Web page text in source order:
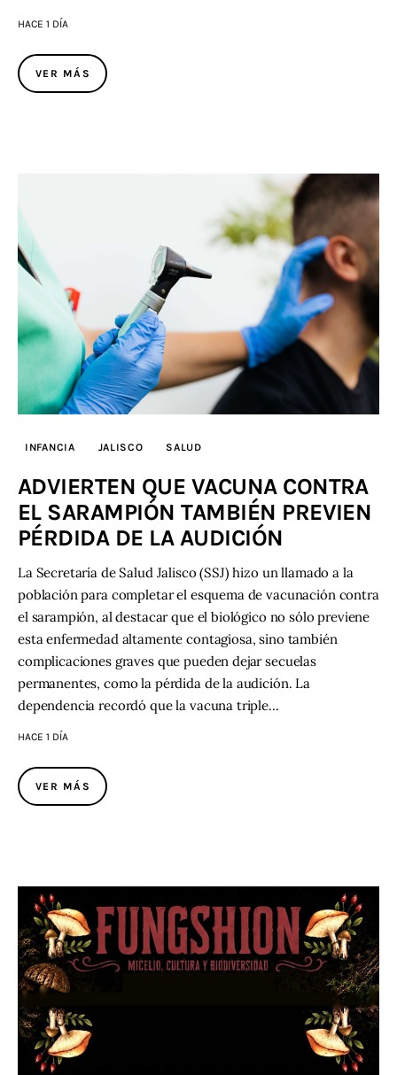
HACE 1 DÍA
VER MÁS
INFANCIA JALISCO SALUD
ADVIERTEN QUE VACUNA CONTRA
EL SARAMPIÓN TAMBIÉN PREVIEN
PÉRDIDA DE LA AUDICIÓN
La Secretaría de Salud Jalisco (SSJ) hizo un llamado a la
población para completar el esquema de vacunación contra
el sarampión, al destacar que el biológico no sólo previene
esta enfermedad altamente contagiosa, sino también
complicaciones graves que pueden dejar secuelas
permanentes, como la pérdida de la audición. La
dependencia recordó que la vacuna triple…
HACE 1 DÍA
VER MÁS